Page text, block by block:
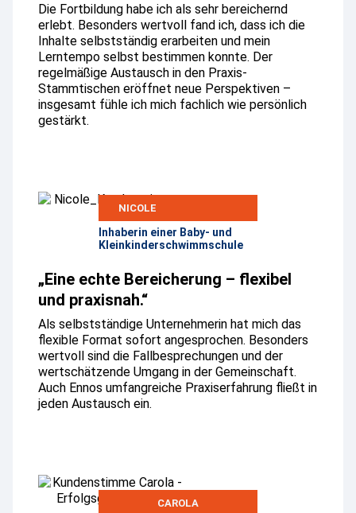
Die Fortbildung habe ich als sehr bereichernd
erlebt. Besonders wertvoll fand ich, dass ich die
Inhalte selbstständig erarbeiten und mein
Lerntempo selbst bestimmen konnte. Der
regelmäßige Austausch in den Praxis-
Stammtischen eröffnet neue Perspektiven –
insgesamt fühle ich mich fachlich wie persönlich
gestärkt.
NICOLE
Inhaberin einer Baby- und
Kleinkinderschwimmschule
„Eine echte Bereicherung – flexibel
und praxisnah.“
Als selbstständige Unternehmerin hat mich das
flexible Format sofort angesprochen. Besonders
wertvoll sind die Fallbesprechungen und der
wertschätzende Umgang in der Gemeinschaft.
Auch Ennos umfangreiche Praxiserfahrung fließt in
jeden Austausch ein.
CAROLA